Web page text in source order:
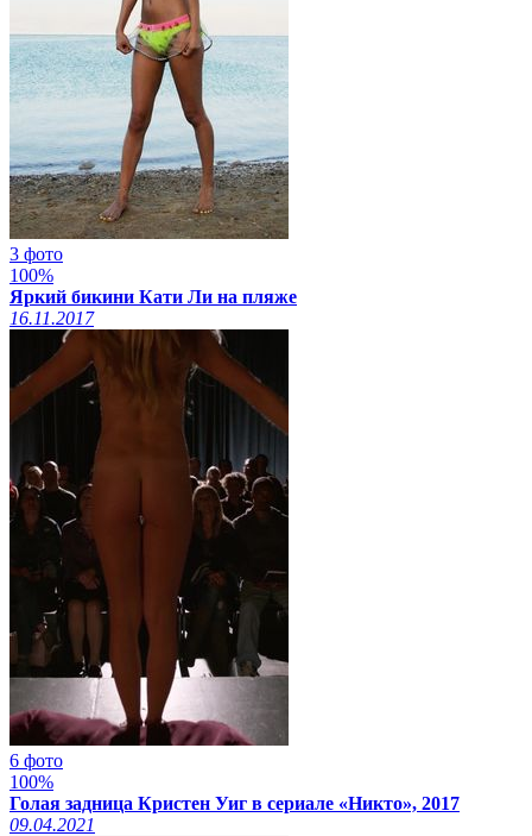
3 фото
100%
Яркий бикини Кати Ли на пляже
16.11.2017
6 фото
100%
Голая задница Кристен Уиг в сериале «Никто», 2017
09.04.2021